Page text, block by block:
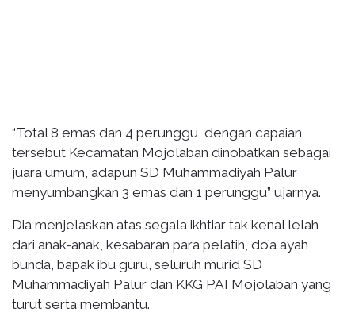
“Total 8 emas dan 4 perunggu, dengan capaian
tersebut Kecamatan Mojolaban dinobatkan sebagai
juara umum, adapun SD Muhammadiyah Palur
menyumbangkan 3 emas dan 1 perunggu” ujarnya.
Dia menjelaskan atas segala ikhtiar tak kenal lelah
dari anak-anak, kesabaran para pelatih, do’a ayah
bunda, bapak ibu guru, seluruh murid SD
Muhammadiyah Palur dan KKG PAI Mojolaban yang
turut serta membantu.